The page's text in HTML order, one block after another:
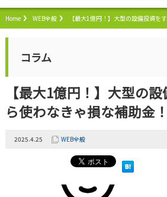
Home WEB全般 【最大1億円！】大型の設備投資を
コラム
【最大1億円！】大型の
ら使わなきゃ損な補助金
2025.4.25 WEB全般